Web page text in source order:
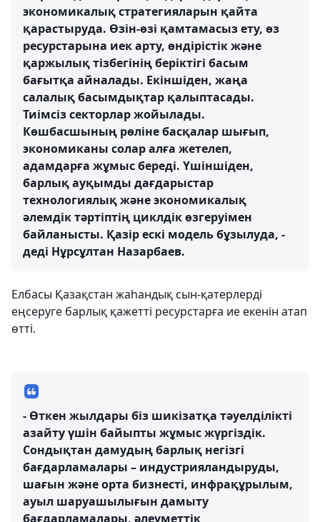
экономикалық стратегияларын қайта
қарастыруда. Өзін-өзі қамтамасыз ету, өз
ресурстарына иек арту, өндірістік және
қаржылық тізбегінің беріктігі басым
бағытқа айналады. Екіншіден, жаңа
салалық басымдықтар қалыптасады.
Тиімсіз секторлар жойылады.
Көшбасшының рөліне басқалар шығып,
экономиканы солар алға жетелеп,
адамдарға жұмыс береді. Үшіншіден,
барлық ауқымды дағдарыстар
технологиялық және экономикалық
әлемдік тәртіптің циклдік өзгеруімен
байланысты. Қазір ескі модель бұзылуда, -
деді Нұрсұлтан Назарбаев.
Елбасы Қазақстан жаһандық сын-қатерлерді
еңсеруге барлық қажетті ресурстарға ие екенін атап
өтті.
- Өткен жылдары біз шикізатқа тәуелділікті
азайту үшін байыпты жұмыс жүргіздік.
Сондықтан дамудың барлық негізгі
бағдарламалары – индустрияландыруды,
шағын және орта бизнесті, инфрақұрылым,
ауыл шаруашылығын дамыту
бағдарламалары, әлеуметтік